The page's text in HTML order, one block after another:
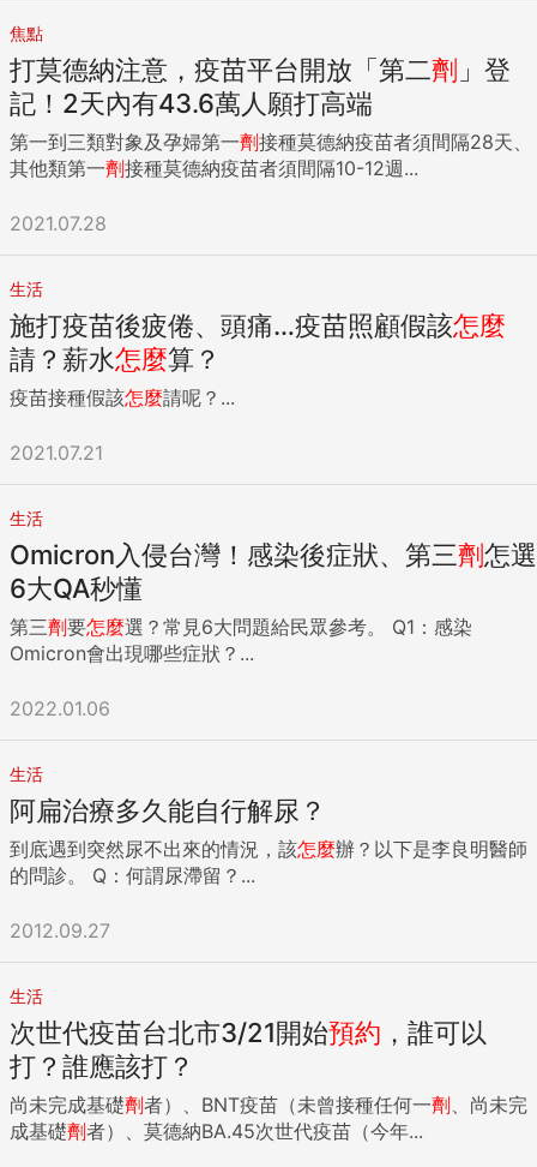
焦點
打莫德納注意，疫苗平台開放「第二劑 」登
記！2天內有43.6萬人願打高端
第一到三類對象及孕婦第一劑接種莫德納疫苗者須間隔28天、
其他類第一劑接種莫德納疫苗者須間隔10-12週...
2021.07.28
生活
施打疫苗後疲倦、頭痛…疫苗照顧假該怎麼
請？薪水怎麼算？
疫苗接種假該怎麼請呢？...
2021.07.21
生活
Omicron入侵台灣！感染後症狀、第三劑怎選
6大QA秒懂
第三劑要怎麼選？常見6大問題給民眾參考。 Q1：感染
Omicron會出現哪些症狀？...
2022.01.06
生活
阿扁治療多久能自行解尿？
到底遇到突然尿不出來的情況，該怎麼辦？以下是李良明醫師
的問診。 Q：何謂尿滯留？...
2012.09.27
生活
次世代疫苗台北市3/21開始預約 ，誰可以
打？誰應該打？
尚未完成基礎劑者）、BNT疫苗（未曾接種任何一劑 、尚未完
成基礎劑者）、莫德納BA.45次世代疫苗（今年...